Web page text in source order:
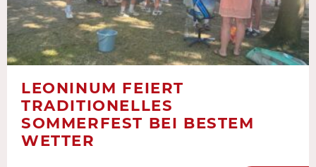
LEONINUM FEIERT
TRADITIONELLES
SOMMERFEST BEI BESTEM
WETTER